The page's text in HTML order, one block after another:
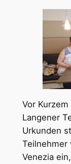
Vor
Langener
Urkunden
Teilnehmer
Venezia